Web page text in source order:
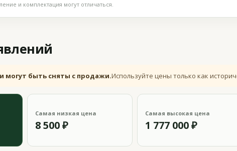
и комплектация могут отличаться.
могут быть сняты с продажи.Используйте цены только как
Самая низкая цена
8 500 ₽
Самая высокая цена
1 777 000 ₽